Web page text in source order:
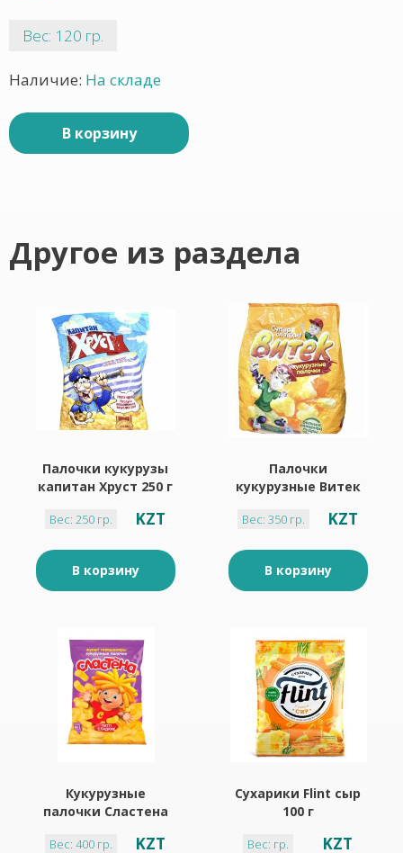
Вес: 120 гр.
Наличие: На складе
В корзину
Другое из раздела
Палочки кукурузы
капитан Хруст 250 г
Вес: 250 гр. KZT
В корзину
Палочки
кукурузные Витек
сладкие 350 г
Вес: 350 гр. KZT
В корзину
Кукурузные
палочки Сластена
Вес: 400 гр. KZT
Сухарики Flint сыр
100 г
Вес: гр. KZT